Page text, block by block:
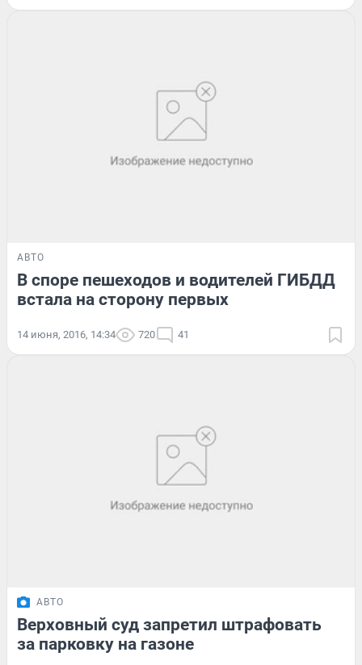
АВТО
В споре пешеходов и водителей ГИБДД
встала на сторону первых
14 июня, 2016, 14:34 720 41
АВТО
Верховный суд запретил штрафовать
за парковку на газоне